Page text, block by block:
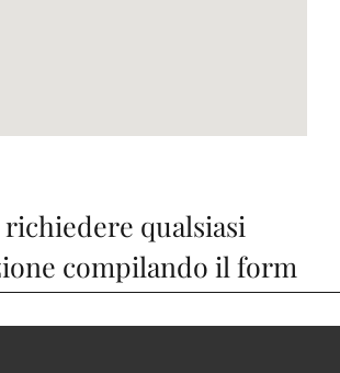
qualsiasi
compilando il form